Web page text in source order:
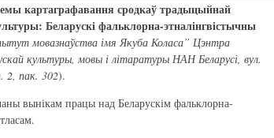
картаграфавання сродкаў традыцыйнай
Беларускі фальклорна-этналінгвістычны
мовазнаўства імя Якуба Коласа” Цэнтра
культуры, мовы і літаратуры НАН Беларусі, вул.
2, пак. 302).
вынікам працы над Беларускім фальклорна-